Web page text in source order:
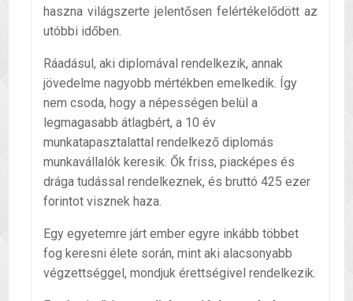
haszna világszerte jelentősen felértékelődött az
utóbbi időben.
Ráadásul, aki diplomával rendelkezik, annak
jövedelme nagyobb mértékben emelkedik. Így
nem csoda, hogy a népességen belül a
legmagasabb átlagbért, a 10 év
munkatapasztalattal rendelkező diplomás
munkavállalók keresik. Ők friss, piacképes és
drága tudással rendelkeznek, és bruttó 425 ezer
forintot visznek haza.
Egy egyetemre járt ember egyre inkább többet
fog keresni élete során, mint aki alacsonyabb
végzettséggel, mondjuk érettségivel rendelkezik.